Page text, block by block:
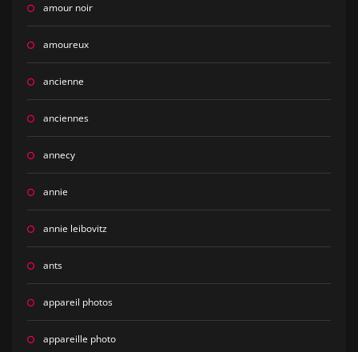
amour noir
amoureux
ancienne
anciennes
annecy
annie
annie leibovitz
ants
appareil photos
appareille photo